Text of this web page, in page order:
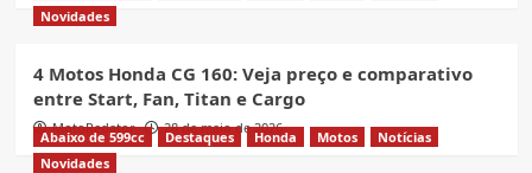
Novidades
4 Motos Honda CG 160: Veja preço e comparativo
entre Start, Fan, Titan e Cargo
MotoRedator 28 de maio de 2026
Abaixo de 599cc Destaques Honda Motos
Notícias
Novidades